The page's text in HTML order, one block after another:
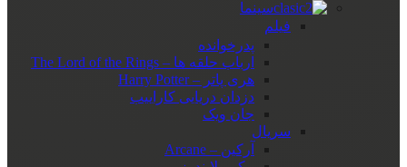
سینما
فیلم
پدرخوانده
ارباب حلقه ها – The Lord of the Rings
هری پاتر – Harry Potter
دزدان دریایی کاراییب
جان ویک
سریال
آرکین – Arcane